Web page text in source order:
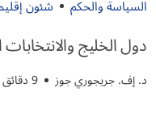
السياسة والحكم شئون
دول الخليج والانتخابات
د. إف. جريجوري جوز 9 دقائق قراءة